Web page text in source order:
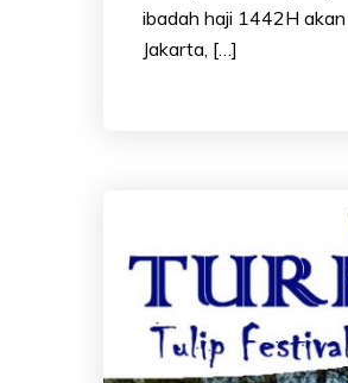
ibadah haji 1442H
Jakarta, […]